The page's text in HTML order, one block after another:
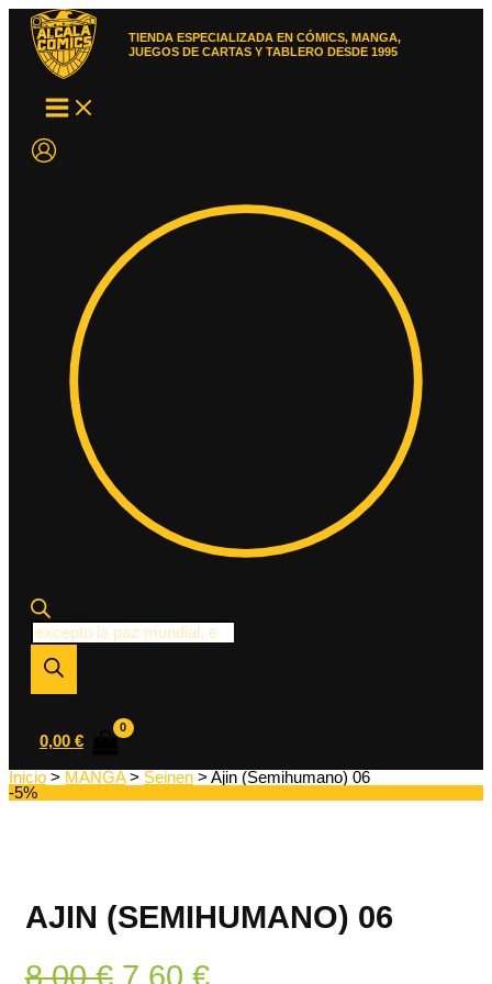
contenido
TIENDA ESPECIALIZADA EN CÓMICS, MANGA,
JUEGOS DE CARTAS Y TABLERO DESDE 1995
Búsqueda
de
productos
0,00 €
Inicio > MANGA> Seinen > Ajin (Semihumano) 06
-5%
AJIN (SEMIHUMANO) 06
8,00€ El
7,60 €El